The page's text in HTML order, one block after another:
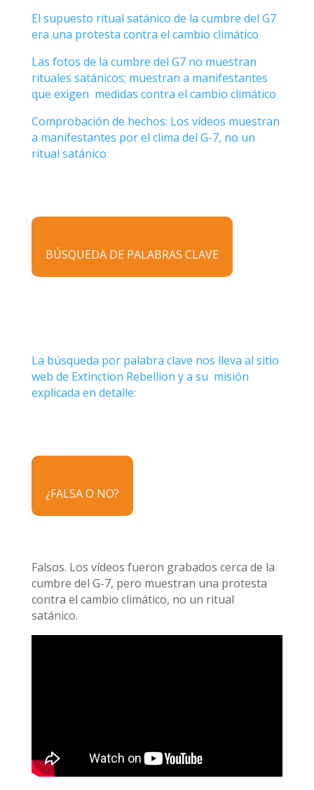
El supuesto ritual satánico de la cumbre del G7
era una protesta contra el cambio climático
Las fotos de la cumbre del G7 no muestran
rituales satánicos; muestran a manifestantes
que exigen medidas contra el cambio climático
Comprobación de hechos: Los vídeos muestran
a manifestantes por el clima del G-7, no un
ritual satánico
BÚSQUEDA DE PALABRAS CLAVE
La búsqueda por palabra clave nos lleva al sitio
web de Extinction Rebellion y a su misión
explicada en detalle:
¿FALSA O NO?
Falsos. Los vídeos fueron grabados cerca de la
cumbre del G-7, pero muestran una protesta
contra el cambio climático, no un ritual
satánico.